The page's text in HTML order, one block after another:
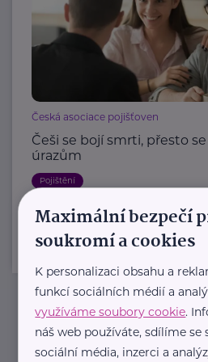
Česká asociace pojišťoven
Češi se bojí smrti, přesto
úrazům
Pojištění
Maximální bezpečí
soukromí a cookies
K personalizaci obsahu a
funkcí sociálních médií a
využíváme soubory cookie.
náš web používáte, sdílíme
sociální média, inzerci a